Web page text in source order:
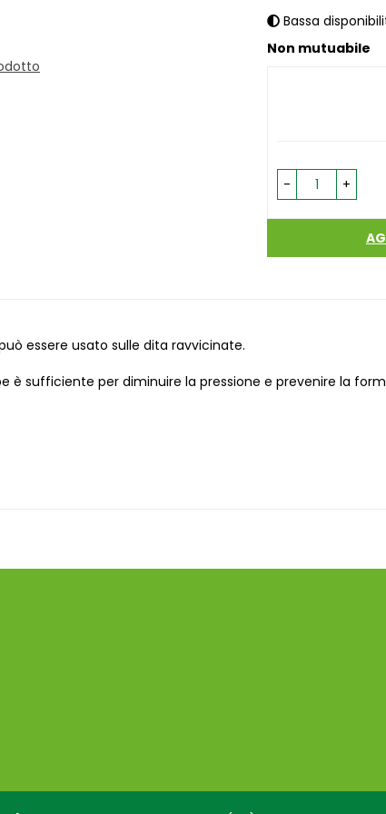
Bassa
Non mutuabile
- +
essere usato sulle dita ravvicinate.
sufficiente per diminuire la pressione e prevenire la